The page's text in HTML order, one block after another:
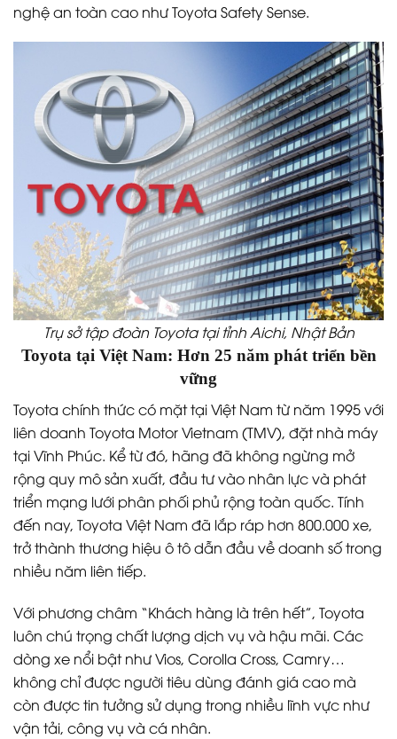
nghệ an toàn cao như Toyota Safety Sense.
Trụ sở tập đoàn Toyota tại tỉnh Aichi, Nhật Bản
Toyota tại Việt Nam: Hơn 25 năm phát triển bền
vững
Toyota chính thức có mặt tại Việt Nam từ năm 1995 với
liên doanh Toyota Motor Vietnam (TMV), đặt nhà máy
tại Vĩnh Phúc. Kể từ đó, hãng đã không ngừng mở
rộng quy mô sản xuất, đầu tư vào nhân lực và phát
triển mạng lưới phân phối phủ rộng toàn quốc. Tính
đến nay, Toyota Việt Nam đã lắp ráp hơn 800.000 xe,
trở thành thương hiệu ô tô dẫn đầu về doanh số trong
nhiều năm liên tiếp.
Với phương châm “Khách hàng là trên hết”, Toyota
luôn chú trọng chất lượng dịch vụ và hậu mãi. Các
dòng xe nổi bật như Vios, Corolla Cross, Camry…
không chỉ được người tiêu dùng đánh giá cao mà
còn được tin tưởng sử dụng trong nhiều lĩnh vực như
vận tải, công vụ và cá nhân.